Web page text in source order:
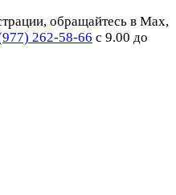
обращайтесь в Max,
262-58-66 с 9.00 до